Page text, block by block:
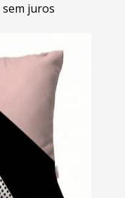
sem juros